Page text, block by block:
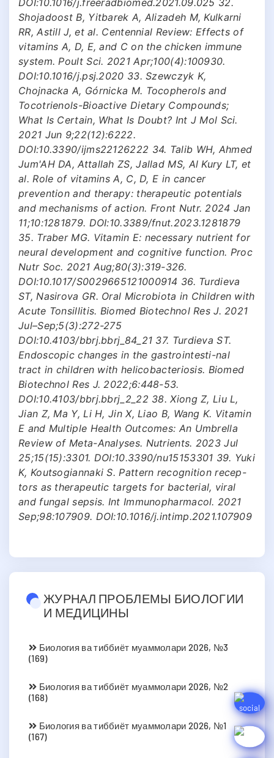
Shojadoost B, Yitbarek A, Alizadeh M, Kulkarni
RR, Astill J, et al. Centennial Review: Effects of
vitamins A, D, E, and C on the chicken immune
system. Poult Sci. 2021 Apr;100(4):100930.
DOI:10.1016/j.psj.2020 33. Szewczyk K,
Chojnacka A, Górnicka M. Tocopherols and
Tocotrienols-Bioactive Dietary Compounds;
What Is Certain, What Is Doubt? Int J Mol Sci.
2021 Jun 9;22(12):6222.
DOI:10.3390/ijms22126222 34. Talib WH, Ahmed
Jum'AH DA, Attallah ZS, Jallad MS, Al Kury LT, et
al. Role of vitamins A, C, D, E in cancer
prevention and therapy: therapeutic potentials
and mechanisms of action. Front Nutr. 2024 Jan
11;10:1281879. DOI:10.3389/fnut.2023.1281879
35. Traber MG. Vitamin E: necessary nutrient for
neural development and cognitive function. Proc
Nutr Soc. 2021 Aug;80(3):319-326.
DOI:10.1017/S0029665121000914 36. Turdieva
ST, Nasirova GR. Oral Microbiota in Children with
Acute Tonsillitis. Biomed Biotechnol Res J. 2021
Jul–Sep;5(3):272-275
DOI:10.4103/bbrj.bbrj_84_21 37. Turdieva ST.
Endoscopic changes in the gastrointesti-nal
tract in children with helicobacteriosis. Biomed
Biotechnol Res J. 2022;6:448-53.
DOI:10.4103/bbrj.bbrj_2_22 38. Xiong Z, Liu L,
Jian Z, Ma Y, Li H, Jin X, Liao B, Wang K. Vitamin
E and Multiple Health Outcomes: An Umbrella
Review of Meta-Analyses. Nutrients. 2023 Jul
25;15(15):3301. DOI:10.3390/nu15153301 39. Yuki
K, Koutsogiannaki S. Pattern recognition recep-
tors as therapeutic targets for bacterial, viral
and fungal sepsis. Int Immunopharmacol. 2021
Sep;98:107909. DOI:10.1016/j.intimp.2021.107909
ЖУРНАЛ ПРОБЛЕМЫ БИОЛОГИИ
И МЕДИЦИНЫ
Биология ва тиббиёт муаммолари 2026, №3
(169)
Биология ва тиббиёт муаммолари 2026, №2
(168)
Биология ва тиббиёт муаммолари 2026, №1
(167)